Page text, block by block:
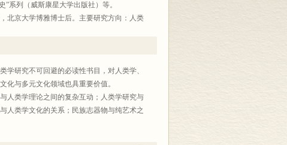
”系列（威斯康星大学出版社）等。
北京大学博雅博士后。主要研究方向：人类
学研究不可回避的必读性书目，对人类学、
化与多元文化领域也具重要价值。
人类学理论之间的复杂互动；人类学研究与
人类学文化的关系；民族志器物与纯艺术之